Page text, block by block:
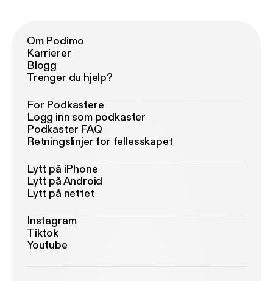
Om Podimo
Karrierer
Blogg
Trenger du hjelp?
For Podkastere
Logg inn som podkaster
Podkaster FAQ
Retningslinjer for fellesskapet
Lytt på iPhone
Lytt på Android
Lytt på nettet
Instagram
Tiktok
Youtube